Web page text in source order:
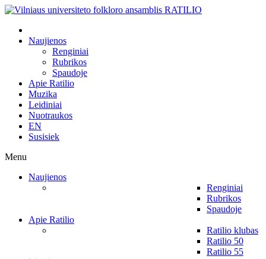
Naujienos
Renginiai
Rubrikos
Spaudoje
Apie Ratilio
Muzika
Leidiniai
Nuotraukos
EN
Susisiek
Menu
Naujienos
Renginiai
Rubrikos
Spaudoje
Apie Ratilio
Ratilio klubas
Ratilio 50
Ratilio 55